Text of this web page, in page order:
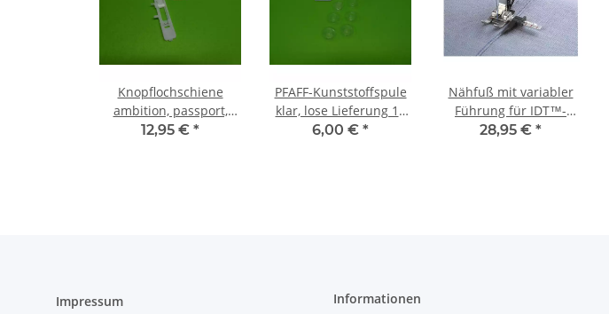
Knopflochschiene
ambition, passport,
smarter by PFAFF
12,95 € *
PFAFF-Kunststoffspule
klar, lose Lieferung 10
Stück
6,00 € *
Nähfuß mit variabler
Führung für IDT™-
System
28,95 € *
Impressum
Informationen